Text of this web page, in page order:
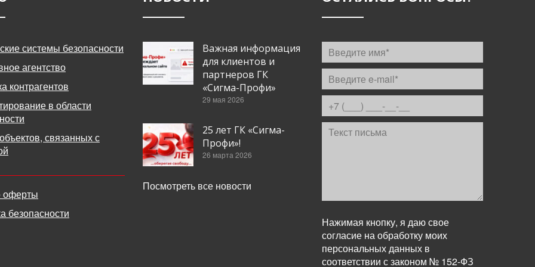
системы безопасности
агентство
контрагентов
в области
связанных с
оферты
безопасности
Важная информация
для клиентов и
партнеров ГК
«Сигма-Профи»
29 мая 2026
25 лет ГК «Сигма-
Профи»!
26 марта 2026
Посмотреть все новости
Нажимая кнопку, я даю свое
согласие на обработку моих
персональных данных в
соответствии с законом № 152-ФЗ